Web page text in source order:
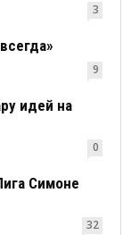
3
9
идей на
0
Симоне
32